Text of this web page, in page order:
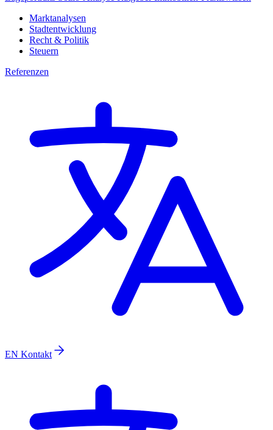
Marktanalysen
Stadtentwicklung
Recht & Politik
Steuern
Referenzen
EN Kontakt